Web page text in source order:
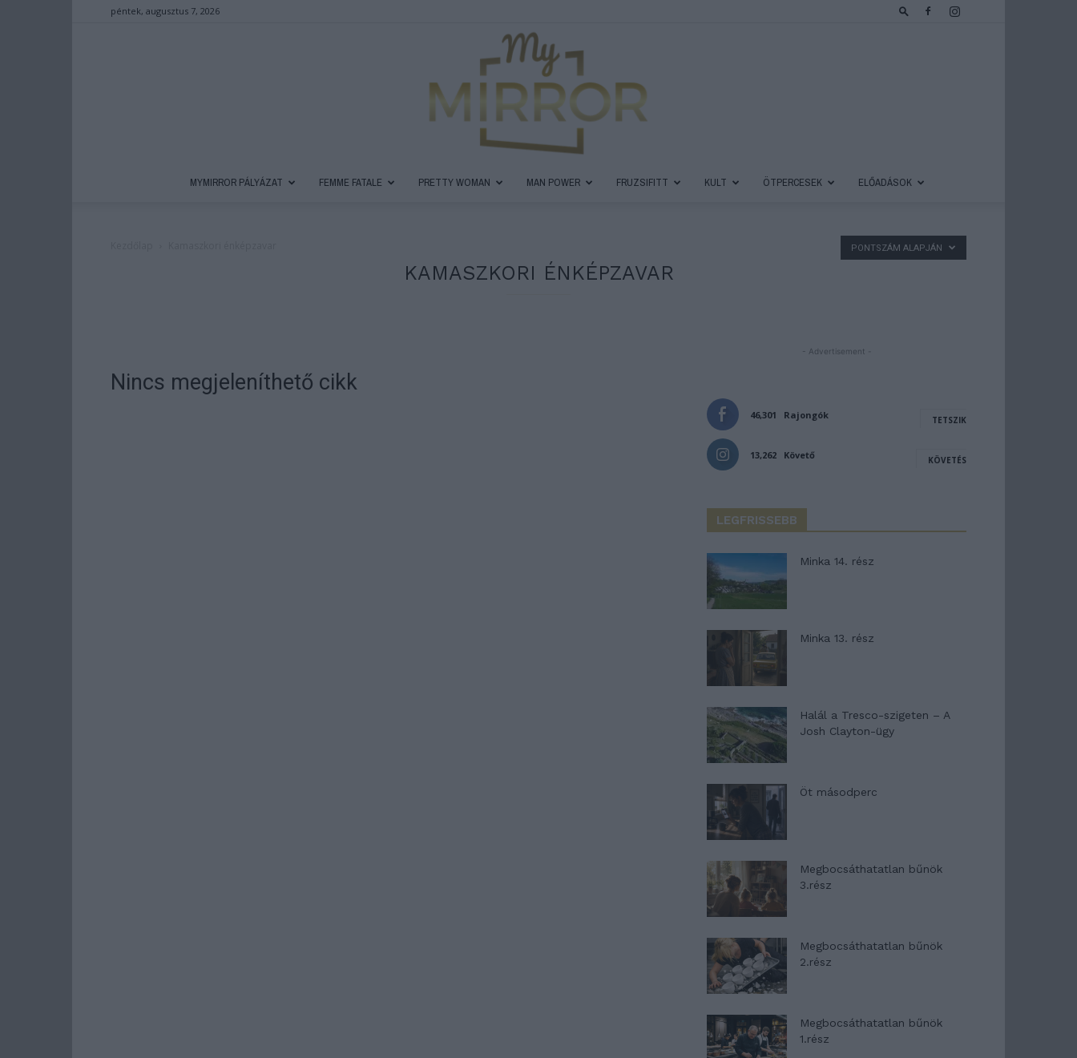
péntek, augusztus 7, 2026
MYMIRROR PÁLYÁZAT FEMME FATALE PRETTY WOMAN MAN POWER FRUZSIFITT KULT ÖTPERCESEK ELŐADÁSOK
KAMASZKORI ÉNKÉPZAVAR
PONTSZÁM ALAPJÁN
Nincs megjeleníthető cikk
- Advertisement -
46,301 Rajongók TETSZIK
13,262 Követő KÖVETÉS
LEGFRISSEBB
Minka 14. rész
Minka 13. rész
Halál a Tresco-szigeten – A
Josh Clayton-ügy
Öt másodperc
Megbocsáthatatlan bűnök
3.rész
Megbocsáthatatlan bűnök
2.rész
Megbocsáthatatlan bűnök
1.rész